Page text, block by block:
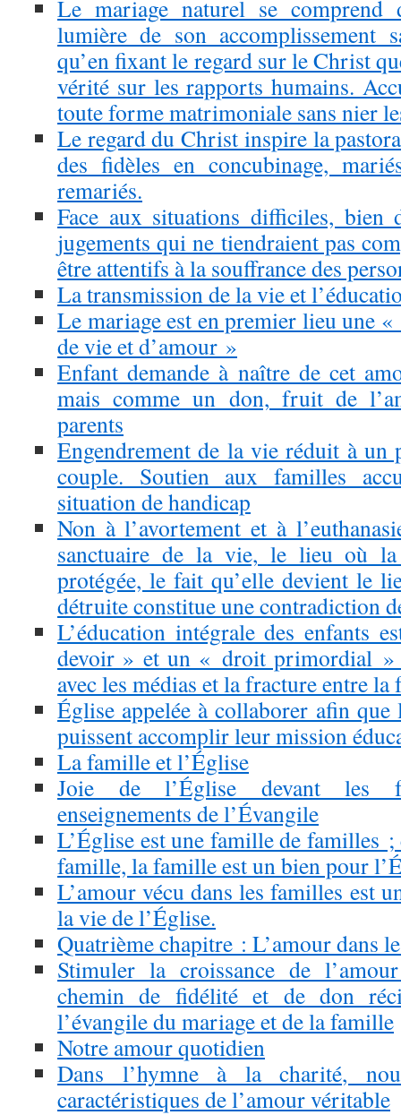
Le mariage naturel se comprend
lumière de son accomplissement
qu’en fixant le regard sur le Christ
vérité sur les rapports humains.
toute forme matrimoniale sans nier
Le regard du Christ inspire la
des fidèles en concubinage,
remariés.
Face aux situations difficiles, bien
jugements qui ne tiendraient pas
être attentifs à la souffrance des
La transmission de la vie et
Le mariage est en premier lieu une
de vie et d’amour »
Enfant demande à naître de cet
mais comme un don, fruit de
parents
Engendrement de la vie réduit à
couple. Soutien aux familles
situation de handicap
Non à l’avortement et à
sanctuaire de la vie, le lieu où
protégée, le fait qu’elle devient le
détruite constitue une contradiction
L’éducation intégrale des enfants
devoir » et un « droit primordial »
avec les médias et la fracture entre la
Église appelée à collaborer afin que
puissent accomplir leur mission
La famille et l’Église
Joie de l’Église devant les
enseignements de l’Évangile
L’Église est une famille de familles
famille, la famille est un bien pour
L’amour vécu dans les familles est
la vie de l’Église.
Quatrième chapitre : L’amour dans
Stimuler la croissance de
chemin de fidélité et de don
l’évangile du mariage et de la famille
Notre amour quotidien
Dans l’hymne à la charité,
caractéristiques de l’amour véritable